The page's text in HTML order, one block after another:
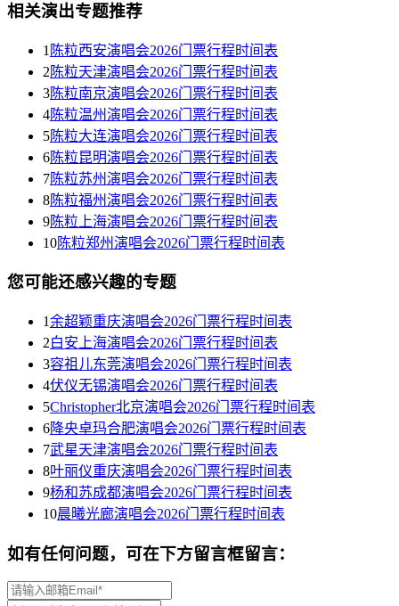
相关演出专题推荐
1 陈粒西安演唱会2026门票行程时间表
2 陈粒天津演唱会2026门票行程时间表
3陈粒南京演唱会2026门票行程时间表
4陈粒温州演唱会2026门票行程时间表
5陈粒大连演唱会2026门票行程时间表
6陈粒昆明演唱会2026门票行程时间表
7陈粒苏州演唱会2026门票行程时间表
8陈粒福州演唱会2026门票行程时间表
9陈粒上海演唱会2026门票行程时间表
10陈粒郑州演唱会2026门票行程时间表
您可能还感兴趣的专题
1余超颖重庆演唱会2026门票行程时间表
2白安上海演唱会2026门票行程时间表
3容祖儿东莞演唱会2026门票行程时间表
4伏仪无锡演唱会2026门票行程时间表
5Christopher北京演唱会2026门票行程时间表
6降央卓玛合肥演唱会2026门票行程时间表
7武星天津演唱会2026门票行程时间表
8叶丽仪重庆演唱会2026门票行程时间表
9杨和苏成都演唱会2026门票行程时间表
10晨曦光廊演唱会2026门票行程时间表
如有任何问题，可在下方留言框留言：